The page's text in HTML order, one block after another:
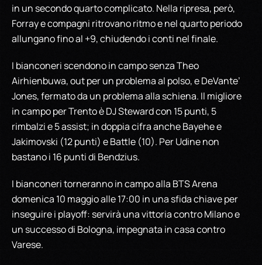
in un secondo quarto complicato. Nella ripresa, però,
Forray e compagni ritrovano ritmo e nel quarto periodo
allungano fino al +9, chiudendo i conti nel finale.
I bianconeri scendono in campo senza Theo
Airhienbuwa, out per un problema al polso, e DeVante’
Jones, fermato da un problema alla schiena. Il migliore
in campo per Trento è DJ Steward con 15 punti, 5
rimbalzi e 5 assist; in doppia cifra anche Bayehe e
Jakimovski (12 punti) e Battle (10). Per Udine non
bastano i 16 punti di Bendzius.
I bianconeri torneranno in campo alla BTS Arena
domenica 10 maggio alle 17:00 in una sfida chiave per
inseguire i playoff: servirà una vittoria contro Milano e
un successo di Bologna, impegnata in casa contro
Varese.